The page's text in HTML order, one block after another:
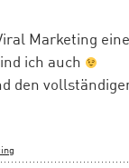
Marketing
ich auch
den